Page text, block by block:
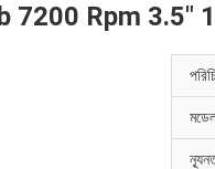
7200 Rpm 3.5"